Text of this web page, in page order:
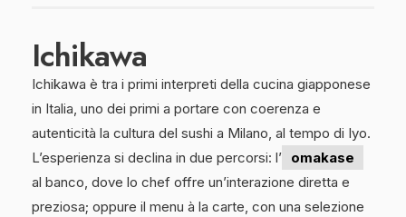
Ichikawa
Ichikawa è tra i primi interpreti della cucina giapponese
in Italia, uno dei primi a portare con coerenza e
autenticità la cultura del sushi a Milano, al tempo di Iyo.
L’esperienza si declina in due percorsi: l’ omakase
al banco, dove lo chef offre un’interazione diretta e
preziosa; oppure il menu à la carte, con una selezione